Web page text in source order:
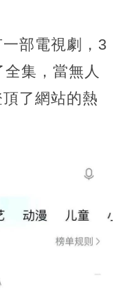
部電視劇，3
集，當無人
了網站的熱